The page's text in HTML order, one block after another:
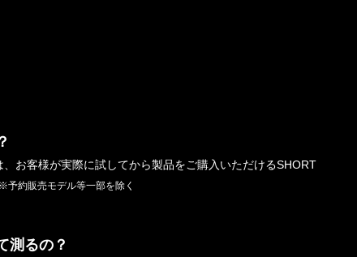
、お客様が実際に試してから製品をご購入いただけるSHORT
※予約販売モデル等一部を除く
測るの？